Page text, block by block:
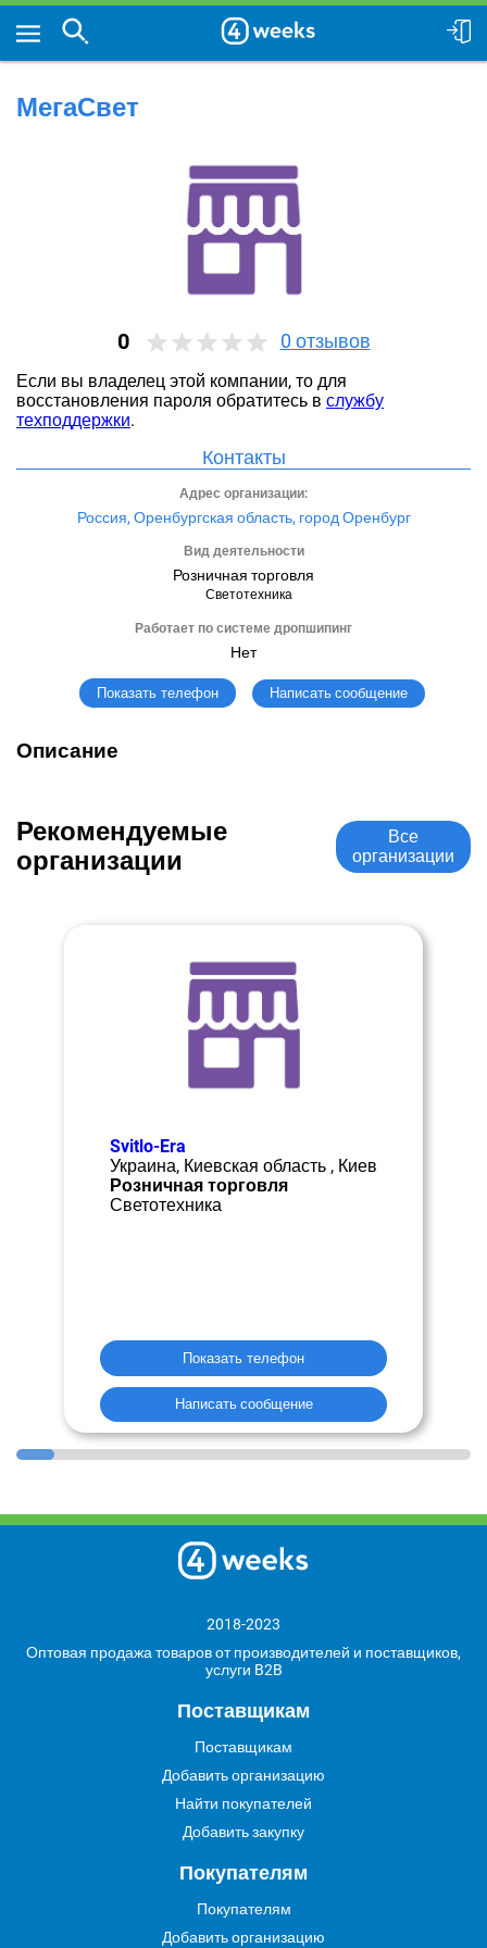
МегаСвет
0 0 отзывов
Если вы владелец этой компании, то для
восстановления пароля обратитесь в службу
техподдержки.
Контакты
Адрес организации:
Россия, Оренбургская область, город Оренбург
Вид деятельности
Розничная торговля
Светотехника
Работает по системе дропшипинг
Нет
Показать телефон Написать сообщение
Описание
Рекомендуемые
организации
Все
организации
Svitlo-Era
Украина, Киевская область , Киев
Розничная торговля
Светотехника
Показать телефон
Написать сообщение
2018-2023
Оптовая продажа товаров от производителей и поставщиков,
услуги B2B
Поставщикам
Поставщикам
Добавить организацию
Найти покупателей
Добавить закупку
Покупателям
Покупателям
Добавить организацию